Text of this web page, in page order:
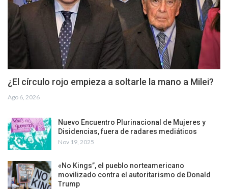
¿El círculo rojo empieza a soltarle la mano a Milei?
Ago 6, 2026
Nuevo Encuentro Plurinacional de Mujeres y
Disidencias, fuera de radares mediáticos
Nov 19, 2025
«No Kings”, el pueblo norteamericano
movilizado contra el autoritarismo de Donald
Trump